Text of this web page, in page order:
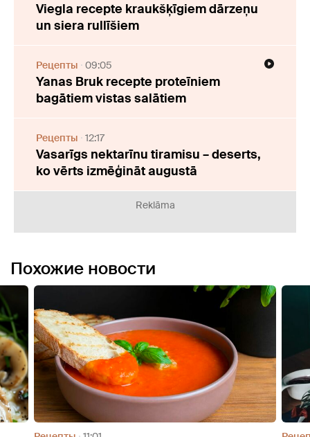
Viegla recepte kraukšķīgiem dārzeņu
un siera rullīšiem
Рецепты 09:05
Yanas Bruk recepte proteīniem
bagātiem vistas salātiem
Рецепты 12:17
Vasarīgs nektarīnu tiramisu – deserts,
ko vērts izmēģināt augustā
Reklāma
Похожие новости